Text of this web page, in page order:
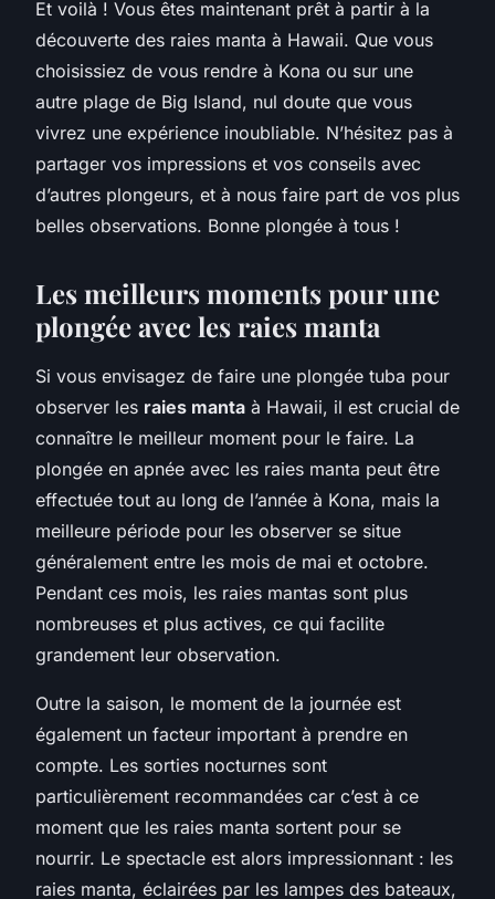
Et voilà ! Vous êtes maintenant prêt à partir à la
découverte des raies manta à Hawaii. Que vous
choisissiez de vous rendre à Kona ou sur une
autre plage de Big Island, nul doute que vous
vivrez une expérience inoubliable. N’hésitez pas à
partager vos impressions et vos conseils avec
d’autres plongeurs, et à nous faire part de vos plus
belles observations. Bonne plongée à tous !
Les meilleurs moments pour une
plongée avec les raies manta
Si vous envisagez de faire une plongée tuba pour
observer les raies manta à Hawaii, il est crucial de
connaître le meilleur moment pour le faire. La
plongée en apnée avec les raies manta peut être
effectuée tout au long de l’année à Kona, mais la
meilleure période pour les observer se situe
généralement entre les mois de mai et octobre.
Pendant ces mois, les raies mantas sont plus
nombreuses et plus actives, ce qui facilite
grandement leur observation.
Outre la saison, le moment de la journée est
également un facteur important à prendre en
compte. Les sorties nocturnes sont
particulièrement recommandées car c’est à ce
moment que les raies manta sortent pour se
nourrir. Le spectacle est alors impressionnant : les
raies manta, éclairées par les lampes des bateaux,